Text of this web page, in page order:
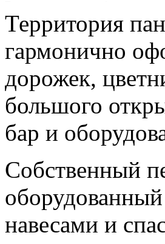
Территория
гармонично
дорожек,
большого
бар и
Собственный
навесами и